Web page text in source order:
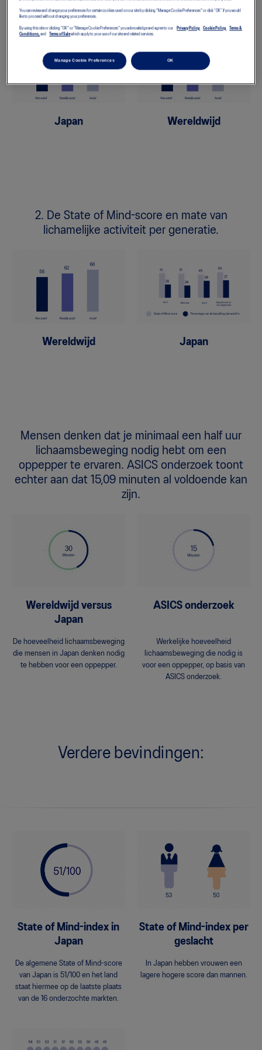
lichamelijke activiteit.
Japan Wereldwijd
2. De State of Mind-score en mate van
lichamelijke activiteit per generatie.
Wereldwijd Japan
Mensen denken dat je minimaal een half uur
lichaamsbeweging nodig hebt om een
oppepper te ervaren. ASICS onderzoek toont
echter aan dat 15,09 minuten al voldoende kan
zijn.
Wereldwijd versus
Japan
De hoeveelheid lichaamsbeweging
die mensen in Japan denken nodig
te hebben voor een oppepper.
ASICS onderzoek
Werkelijke hoeveelheid
lichaamsbeweging die nodig is
voor een oppepper, op basis van
ASICS onderzoek.
Verdere bevindingen:
State of Mind-index in
Japan
De algemene State of Mind-score
van Japan is 51/100 en het land
staat hiermee op de laatste plaats
van de 16 onderzochte markten.
State of Mind-index per
geslacht
In Japan hebben vrouwen een
lagere hogere score dan mannen.
You can review and change your preferences for certain cookies used on our site by clicking "Manage Cookie Preferences" or click “OK” if you would
like to proceed without changing your preferences.
By using this site or clicking "OK" or "Manage Cookie Preferences" you acknowledge and agree to our Privacy Policy, Cookie Policy,
Terms &
Conditions,and Terms of Salewhich apply to your use of our site and related services.
Manage Cookie Preferences OK